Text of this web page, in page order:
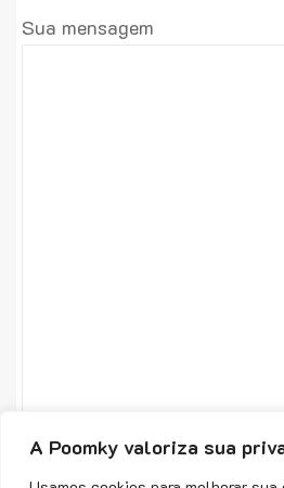
A Poomky valoriza sua
Sua mensagem